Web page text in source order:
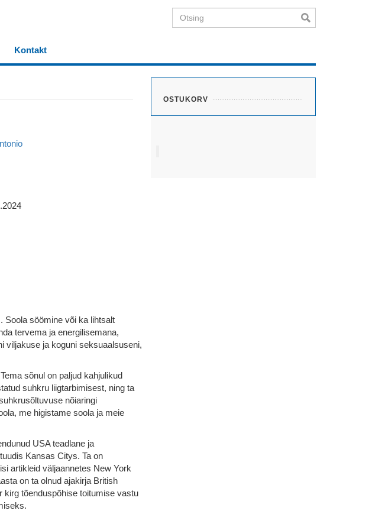
Otsing
Kontakt
OSTUKORV
Soola söömine või ka lihtsalt
tervema ja energilisemana,
viljakuse ja koguni seksuaalsuseni,
sõnul on paljud kahjulikud
suhkru liigtarbimisest, ning ta
nõiaringi
me higistame soola ja meie
USA teadlane ja
Kansas Citys. Ta on
artikleid väljaannetes New York
on ta olnud ajakirja British
kirg tõenduspõhise toitumise vastu